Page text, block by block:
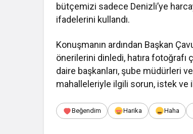
bütçemizi sadece Denizli’ye
ifadelerini kullandı.
Konuşmanın ardından Başkan
önerilerini dinledi, hatıra
daire başkanları, şube müdürleri
mahalleleriyle ilgili sorun, istek ve
Beğendim Harika Haha